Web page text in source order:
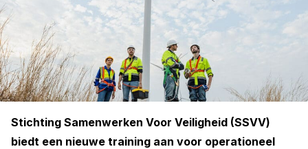
Stichting Samenwerken Voor Veiligheid (SSVV)
biedt een nieuwe training aan voor operationeel